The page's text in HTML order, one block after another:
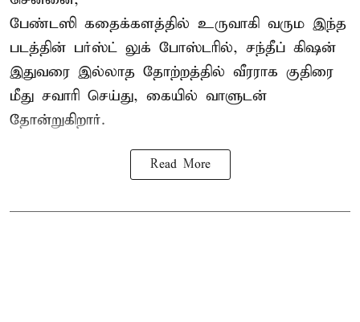
பேண்டஸி கதைக்களத்தில் உருவாகி வரும இந்த
படத்தின் பர்ஸ்ட் லுக் போஸ்டரில், சந்தீப் கிஷன்
இதுவரை இல்லாத தோற்றத்தில் வீரராக குதிரை
மீது சவாரி செய்து, கையில் வாளுடன்
தோன்றுகிறார்.
Read More